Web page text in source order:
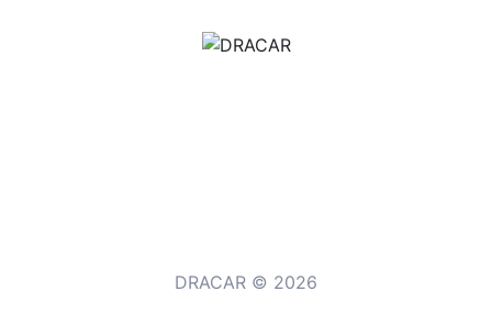
DRACAR © 2026